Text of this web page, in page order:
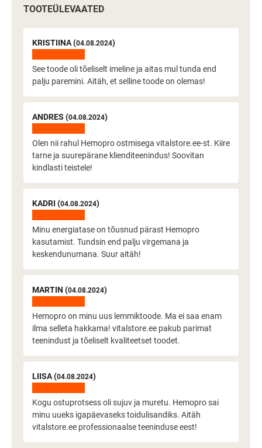
TOOTEÜLEVAATED
KRISTIINA (04.08.2024)
See toode oli tõeliselt imeline ja aitas mul tunda end
palju paremini. Aitäh, et selline toode on olemas!
ANDRES (04.08.2024)
Olen nii rahul Hemopro ostmisega vitalstore.ee-st. Kiire
tarne ja suurepärane klienditeenindus! Soovitan
kindlasti teistele!
KADRI (04.08.2024)
Minu energiatase on tõusnud pärast Hemopro
kasutamist. Tundsin end palju virgemana ja
keskendunumana. Suur aitäh!
MARTIN (04.08.2024)
Hemopro on minu uus lemmiktoode. Ma ei saa enam
ilma selleta hakkama! vitalstore.ee pakub parimat
teenindust ja tõeliselt kvaliteetset toodet.
LIISA (04.08.2024)
Kogu ostuprotsess oli sujuv ja muretu. Hemopro sai
minu uueks igapäevaseks toidulisandiks. Aitäh
vitalstore.ee professionaalse teeninduse eest!